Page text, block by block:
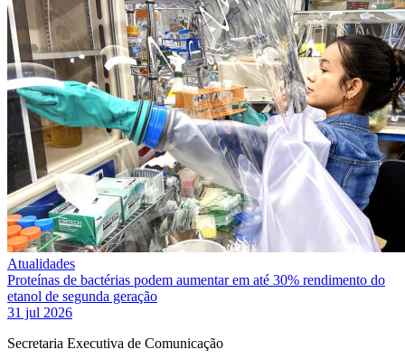
Atualidades
Proteínas de bactérias podem aumentar em até 30% rendimento do
etanol de segunda geração
31 jul 2026
Secretaria Executiva de Comunicação